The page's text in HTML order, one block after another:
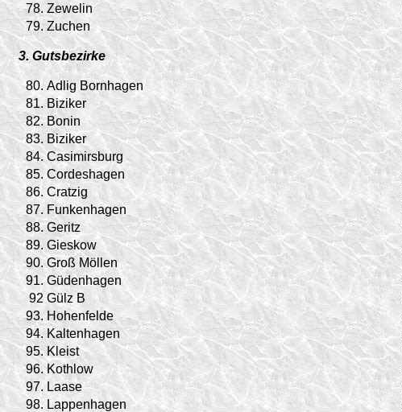
78. Zewelin
79. Zuchen
3. Gutsbezirke
80. Adlig Bornhagen
81. Biziker
82. Bonin
83. Biziker
84. Casimirsburg
85. Cordeshagen
86. Cratzig
87. Funkenhagen
88. Geritz
89. Gieskow
90. Groß Möllen
91. Güdenhagen
92 Gülz B
93. Hohenfelde
94. Kaltenhagen
95. Kleist
96. Kothlow
97. Laase
98. Lappenhagen